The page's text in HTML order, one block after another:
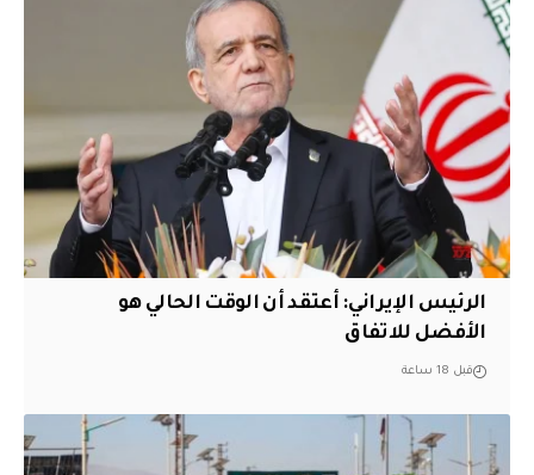
الرئيس الإيراني: أعتقد أن الوقت الحالي هو
الأفضل للاتفاق
قبل 18 ساعة